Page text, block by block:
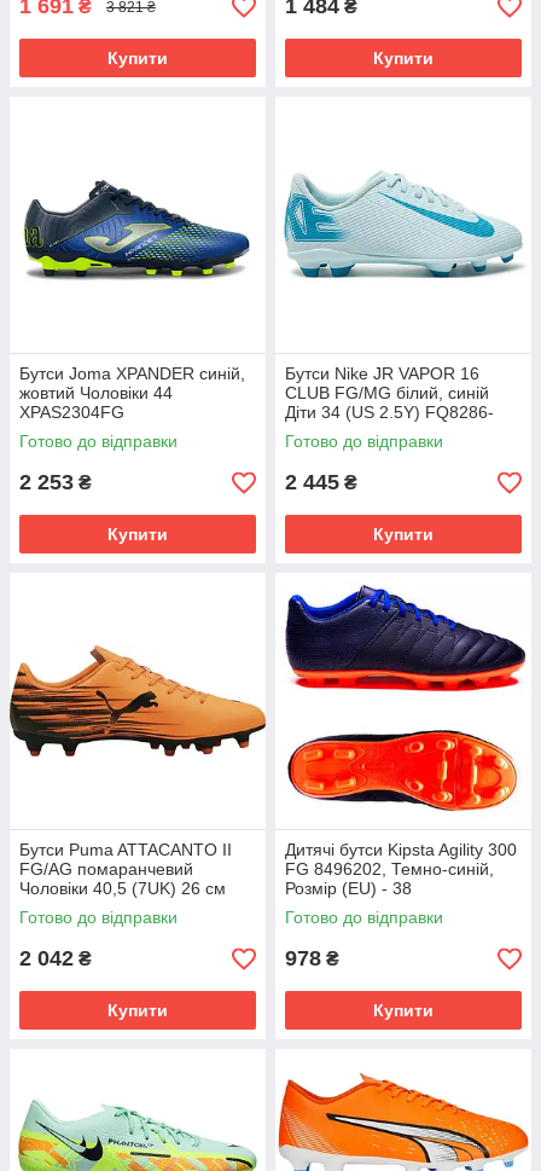
1 691 ₴ 3 821 ₴
Купити
1 484 ₴
Купити
Бутси Joma XPANDER синій,
жовтий Чоловіки 44
XPAS2304FG
Готово до відправки
2 253 ₴
Купити
Бутси Nike JR VAPOR 16
CLUB FG/MG білий, синій
Діти 34 (US 2.5Y) FQ8286-
400
Готово до відправки
2 445 ₴
Купити
Бутси Puma ATTACANTO II
FG/AG помаранчевий
Чоловіки 40,5 (7UK) 26 см
108493-04
Готово до відправки
2 042 ₴
Купити
Дитячі бутси Kipsta Agility 300
FG 8496202, Темно-синій,
Розмір (EU) - 38
Готово до відправки
978 ₴
Купити